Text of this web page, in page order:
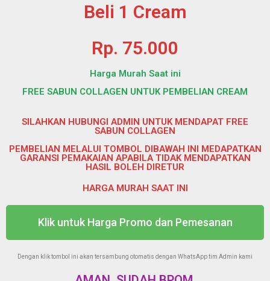
Beli 1 Cream
Rp. 75.000
Harga Murah Saat ini
FREE SABUN COLLAGEN UNTUK PEMBELIAN CREAM
SILAHKAN HUBUNGI ADMIN UNTUK MENDAPAT FREE
SABUN COLLAGEN
PEMBELIAN MELALUI TOMBOL DIBAWAH INI MEDAPATKAN
GARANSI PEMAKAIAN APABILA TIDAK MENDAPATKAN
HASIL BOLEH DIRETUR
HARGA MURAH SAAT INI
Klik untuk Harga Promo dan Pemesanan
Dengan klik tombol ini akan tersambung otomatis dengan WhatsApp tim Admin kami